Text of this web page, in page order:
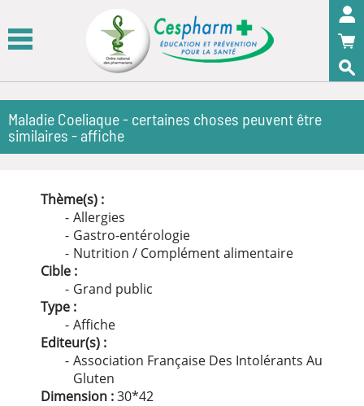
Maladie Coeliaque - certaines choses peuvent être
similaires - affiche
Thème(s) :
Allergies
Gastro-entérologie
Nutrition / Complément alimentaire
Cible :
Grand public
Type :
Affiche
Editeur(s) :
Association Française Des Intolérants Au
Gluten
Dimension :30*42